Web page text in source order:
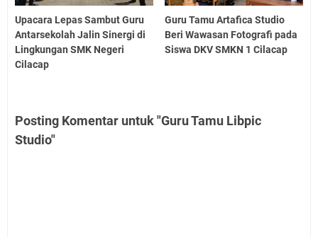
Upacara Lepas Sambut Guru
Antarsekolah Jalin Sinergi di
Lingkungan SMK Negeri
Cilacap
Guru Tamu Artafica Studio
Beri Wawasan Fotografi pada
Siswa DKV SMKN 1 Cilacap
Posting Komentar untuk "Guru Tamu Libpic
Studio"